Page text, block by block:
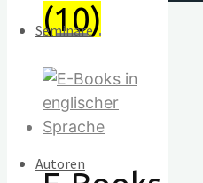
Seminare
Autoren
(10)